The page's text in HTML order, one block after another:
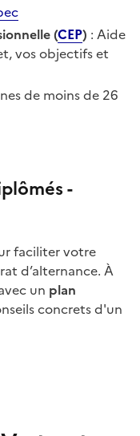
(CEP) : Aide
vos objectifs et
de moins de 26
-
faciliter votre
d’alternance. À
un plan
concrets d'un